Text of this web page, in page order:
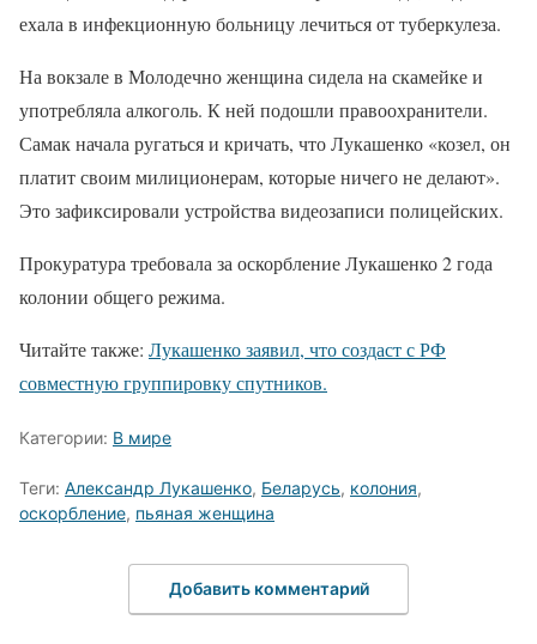
ехала в инфекционную больницу лечиться от туберкулеза.
На вокзале в Молодечно женщина сидела на скамейке и
употребляла алкоголь. К ней подошли правоохранители.
Самак начала ругаться и кричать, что Лукашенко «козел, он
платит своим милиционерам, которые ничего не делают».
Это зафиксировали устройства видеозаписи полицейских.
Прокуратура требовала за оскорбление Лукашенко 2 года
колонии общего режима.
Читайте также: Лукашенко заявил, что создаст с РФ
совместную группировку спутников.
Категории: В мире
Теги: Александр Лукашенко, Беларусь, колония,
оскорбление, пьяная женщина
Добавить комментарий